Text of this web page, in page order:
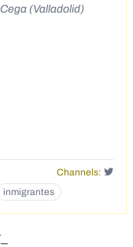
(Valladolid)
Channels:
inmigrantes